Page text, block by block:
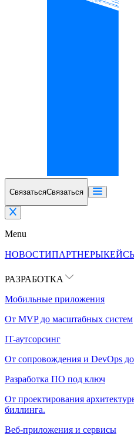
СвязатьсяСвязаться
Menu
НОВОСТИПАРТНЕРЫ
РАЗРАБОТКА
Мобильные приложения
От MVP до масштабных систем
IT-аутсорсинг
От сопровождения и DevOps до
Разработка ПО под ключ
От проектирования
биллинга.
Веб-приложения и сервисы